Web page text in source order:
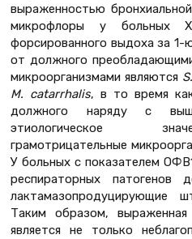
выраженностью
микрофлоры у больных
форсированного выдоха за
от должного
микроорганизмами являются S.
M. catarrhalis, в то время
должного наряду с
этиологическое
грамотрицательные
У больных с показателем
респираторных
лактамазопродуцирующие
Таким образом, выраженная
является не только